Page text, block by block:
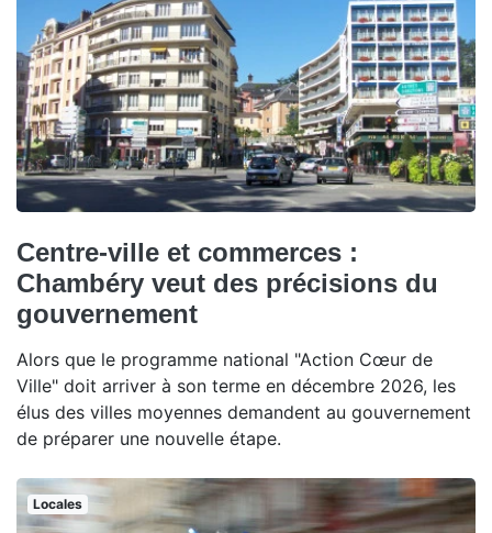
Centre-ville et commerces :
Chambéry veut des précisions du
gouvernement
Alors que le programme national "Action Cœur de
Ville" doit arriver à son terme en décembre 2026, les
élus des villes moyennes demandent au gouvernement
de préparer une nouvelle étape.
Locales